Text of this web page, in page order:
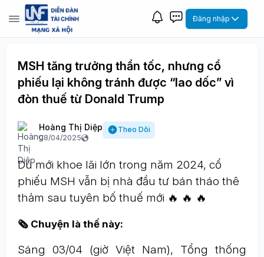
Đăng nhập
MSH tăng trưởng thần tốc, nhưng cổ
phiếu lại không tránh được “lao dốc” vì
đòn thuế từ Donald Trump
Hoàng Thị Diệp
08/04/2025
Theo Dõi
Dù mới khoe lãi lớn trong năm 2024, cổ
phiếu MSH vẫn bị nhà đầu tư bán tháo thê
thảm sau tuyên bố thuế mới 🔥 🔥 🔥
🗞 Chuyện là thế này:
Sáng 03/04 (giờ Việt Nam), Tổng thống